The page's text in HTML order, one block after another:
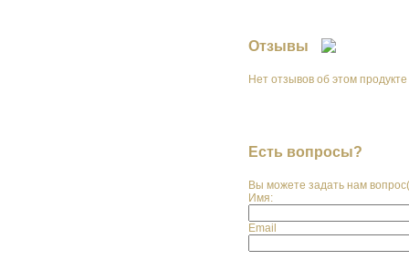
Отзывы
Нет отзывов об этом продукте
Есть вопросы?
Вы можете задать нам
Имя:
Email